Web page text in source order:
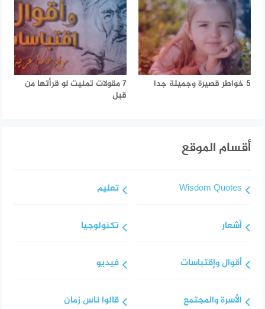
5 خواطر قصيرة وجميلة جدا
7 مقولات تمنيت لو قرأتها من
قبل
أقسام الموقع
Wisdom Quotes
أشعار
أقوال وإقتباسات
الأسرة والمجتمع
تعليم
تكنولوجيا
فيديو
قالوا ناس زمان